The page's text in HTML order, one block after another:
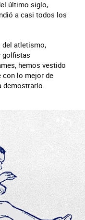
último siglo,
a casi todos los
del atletismo,
golfistas
hemos vestido
con lo mejor de
demostrarlo.